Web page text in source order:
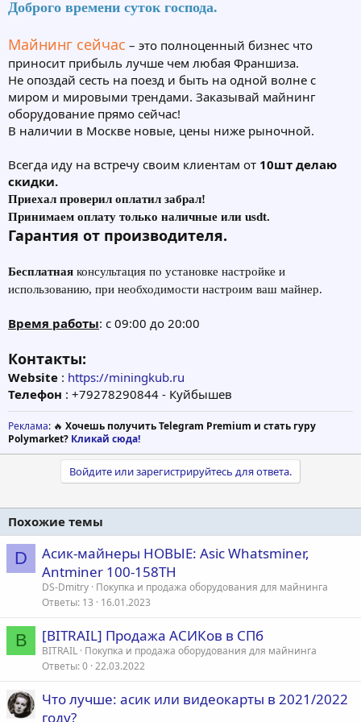
Доброго времени суток господа.
Майнинг сейчас – это полноценный бизнес что
приносит прибыль лучше чем любая Франшиза.
Не опоздай сесть на поезд и быть на одной волне с
миром и мировыми трендами. Заказывай майнинг
оборудование прямо сейчас!
В наличии в Москве новые, цены ниже рыночной.
Всегда иду на встречу своим клиентам от 10шт делаю
скидки.
Приехал проверил оплатил забрал!
Принимаем оплату только наличные или usdt.
Гарантия от производителя.
Бесплатная консультация по установке настройке и
использованию, при необходимости настроим ваш майнер.
Время работы: с 09:00 до 20:00
Контакты:
Website : https://miningkub.ru
Телефон : +79278290844 - Куйбышев
Реклама: 🔥 Хочешь получить Telegram Premium и стать гуру
Polymarket? Кликай сюда!
Войдите или зарегистрируйтесь для ответа.
Похожие темы
D
Асик-майнеры НОВЫЕ: Asic Whatsminer,
Antminer 100-158TH
DS-Dmitry Покупка и продажа оборудования для майнинга
Ответы 13 16.01.2023
B [BITRAIL] Продажа АСИКов в СПб
BITRAIL Покупка и продажа оборудования для майнинга
Ответы 0 22.03.2022
Что лучше: асик или видеокарты в 2021/2022
году?